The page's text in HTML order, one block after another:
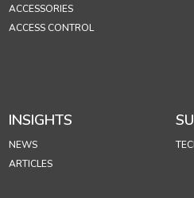
ACCESSORIES
ACCESS CONTROL
INSIGHTS
NEWS
ARTICLES